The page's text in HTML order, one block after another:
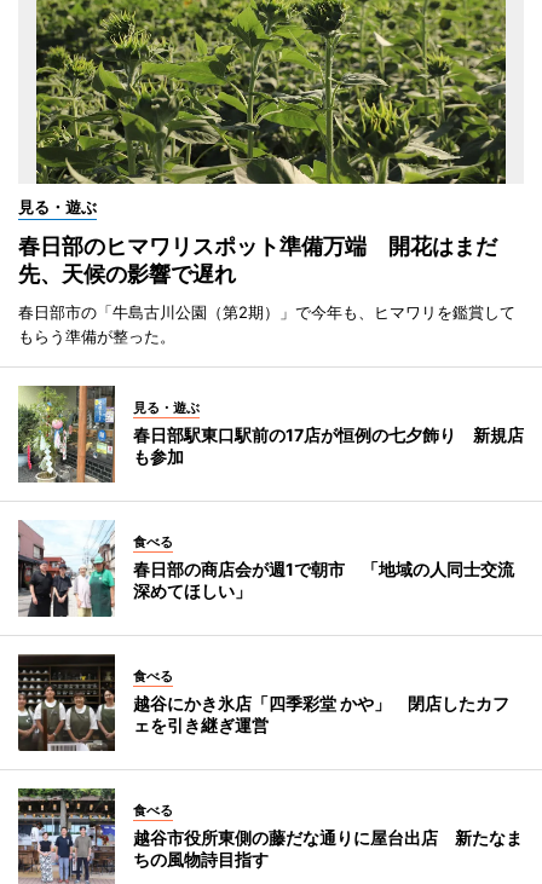
見る・遊ぶ
春日部のヒマワリスポット準備万端 開花はまだ
先、天候の影響で遅れ
春日部市の「牛島古川公園（第2期）」で今年も、ヒマワリを鑑賞して
もらう準備が整った。
見る・遊ぶ
春日部駅東口駅前の17店が恒例の七夕飾り 新規店
も参加
食べる
春日部の商店会が週1で朝市 「地域の人同士交流
深めてほしい」
食べる
越谷にかき氷店「四季彩堂 かや」 閉店したカフ
ェを引き継ぎ運営
食べる
越谷市役所東側の藤だな通りに屋台出店 新たなま
ちの風物詩目指す